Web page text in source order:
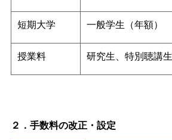
短期大学
一般学生（年額）
授業料
研究生、特別聴講
２．手数料の改正・設定